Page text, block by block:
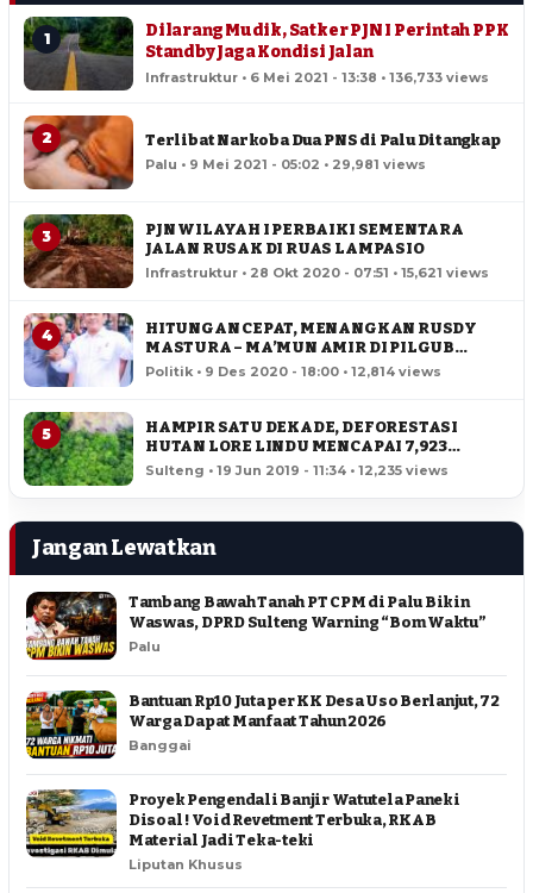
1
Dilarang Mudik, Satker PJN I Perintah PPK
Standby Jaga Kondisi Jalan
Infrastruktur • 6 Mei 2021 - 13:38 • 136,733 views
2 Terlibat Narkoba Dua PNS di Palu Ditangkap
Palu • 9 Mei 2021 - 05:02 • 29,981 views
3
PJN WILAYAH I PERBAIKI SEMENTARA
JALAN RUSAK DI RUAS LAMPASIO
Infrastruktur • 28 Okt 2020 - 07:51 • 15,621 views
4
HITUNGAN CEPAT, MENANGKAN RUSDY
MASTURA – MA’MUN AMIR DI PILGUB
SULTENG
Politik • 9 Des 2020 - 18:00 • 12,814 views
5
HAMPIR SATU DEKADE, DEFORESTASI
HUTAN LORE LINDU MENCAPAI 7,923
HEKTAR
Sulteng • 19 Jun 2019 - 11:34 • 12,235 views
Jangan Lewatkan
Tambang Bawah Tanah PT CPM di Palu Bikin
Waswas, DPRD Sulteng Warning “Bom Waktu”
Palu
Bantuan Rp10 Juta per KK Desa Uso Berlanjut, 72
Warga Dapat Manfaat Tahun 2026
Banggai
Proyek Pengendali Banjir Watutela Paneki
Disoal ! Void Revetment Terbuka, RKAB
Material Jadi Teka-teki
Liputan Khusus